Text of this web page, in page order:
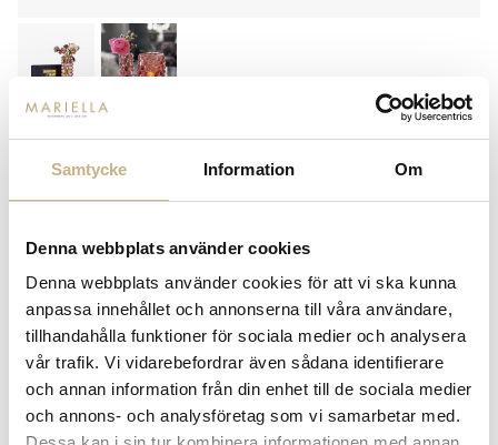
Samtycke Information Om
Denna webbplats använder cookies
Denna webbplats använder cookies för att vi ska kunna
anpassa innehållet och annonserna till våra användare,
tillhandahålla funktioner för sociala medier och analysera
vår trafik. Vi vidarebefordrar även sådana identifierare
och annan information från din enhet till de sociala medier
och annons- och analysföretag som vi samarbetar med.
HURRICANE BOULE - ROSALINE
750 kr
+
- LÄGG I VARUKORG
Lagerstatus: I lager
14 dagars returrätt på lagervaror. Läs mer
Leverans inom 3-5 arbetsdagar på lagervaror
Få10% välkomstrabattnär du registrerar dig för vårt